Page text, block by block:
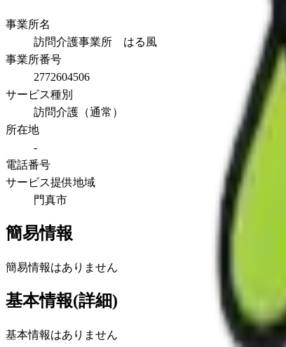
事業所名
訪問介護事業所 はる風
事業所番号
2772604506
サービス種別
訪問介護（通常）
所在地
-
電話番号
サービス提供地域
門真市
簡易情報
簡易情報はありません
基本情報(詳細)
基本情報はありません